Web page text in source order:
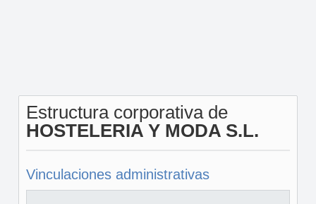
Estructura corporativa de
HOSTELERIA Y MODA S.L.
Vinculaciones administrativas